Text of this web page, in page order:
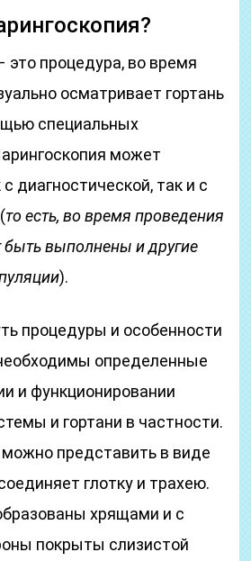
это процедура, во время
осматривает гортань
специальных
может
диагностической, так и с
то есть, во время проведения
быть выполнены и другие
).
процедуры и особенности
определенные
и функционировании
и гортани в частности.
можно представить в виде
глотку и трахею.
хрящами и с
покрыты слизистой